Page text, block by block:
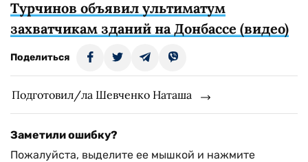
Турчинов объявил ультиматум
захватчикам зданий на Донбассе (видео)
Поделиться
Подготовил/ла Шевченко Наташа
Заметили ошибку?
Пожалуйста, выделите ее мышкой и нажмите